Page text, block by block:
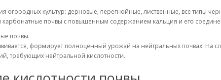
культур: дерновые, перегнойные, лиственные, все типы
почвы с повышенным содержанием кальция и его
почвы.
формирует полноценный урожай на нейтральных почвах. На
требующих нейтральной кислотности.